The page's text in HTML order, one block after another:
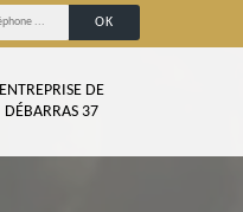
ENTREPRISE DE
DÉBARRAS 37